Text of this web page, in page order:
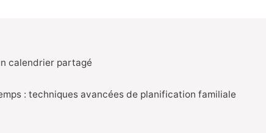
calendrier partagé
: techniques avancées de planification familiale